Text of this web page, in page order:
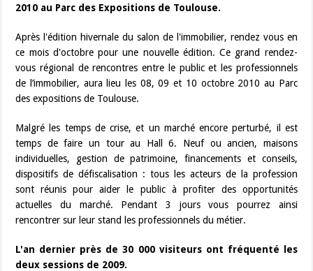
2010 au Parc des Expositions de Toulouse.
Après l'édition hivernale du salon de l'immobilier, rendez vous en
ce mois d'octobre pour une nouvelle édition. Ce grand rendez-
vous régional de rencontres entre le public et les professionnels
de l’immobilier, aura lieu les 08, 09 et 10 octobre 2010 au Parc
des expositions de Toulouse.
Malgré les temps de crise, et un marché encore perturbé, il est
temps de faire un tour au Hall 6. Neuf ou ancien, maisons
individuelles, gestion de patrimoine, financements et conseils,
dispositifs de défiscalisation : tous les acteurs de la profession
sont réunis pour aider le public à profiter des opportunités
actuelles du marché. Pendant 3 jours vous pourrez ainsi
rencontrer sur leur stand les professionnels du métier.
L'an dernier près de 30 000 visiteurs ont fréquenté les
deux sessions de 2009.